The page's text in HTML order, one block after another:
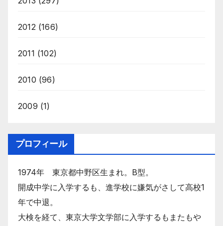
2012 (166)
2011 (102)
2010 (96)
2009 (1)
プロフィール
1974年 東京都中野区生まれ。B型。
開成中学に入学するも、進学校に嫌気がさして高校1
年で中退。
大検を経て、東京大学文学部に入学するもまたもや